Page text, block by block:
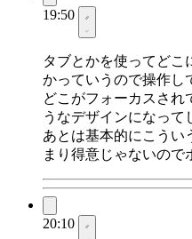
19:50
タブとかを使ってどこ
かっていうので操作し
どこがフォーカスされ
うなデザインになって
あとは基本的にこうい
まり得意じゃないの
20:10